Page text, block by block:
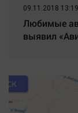
09.11.2018
Любимые
выявил